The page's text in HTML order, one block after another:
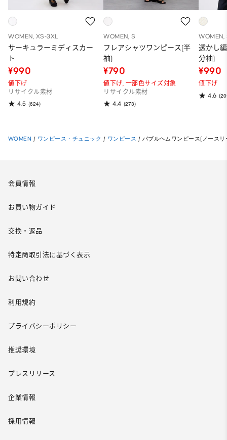
WOMEN, XS-3XL
サーキュラーミディスカー
ト
¥990
値下げ
リサイクル素材
4.5 (624)
WOMEN, S
フレアシャツワンピース(半
袖)
¥790
値下げ, 一部色サイズ対象
リサイクル素材
4.4 (273)
WOMEN,
透かし
分袖)
¥990
値下げ
4.6
WOMEN / ワンピース・チュニック / ワンピース / バブルヘムワンピース(ノースリ
会員情報
お買い物ガイド
交換・返品
特定商取引法に基づく表示
お問い合わせ
利用規約
プライバシーポリシー
推奨環境
プレスリリース
企業情報
採用情報